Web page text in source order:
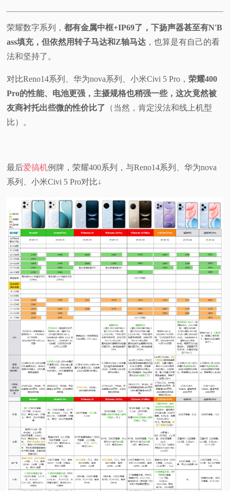
荣耀数字系列，都有金属中框+IP69了，下扬声器甚至有N'B
ass填充，但依然用转子马达和Z轴马达 ，也算是有自己的看
法和坚持了。
对比Reno14系列、华为nova系列、小米Civi 5 Pro，荣耀400
Pro的性能、电池更强，主摄规格也稍强一些，这次竟然被
友商衬托出些微的性价比了 （当然，肯定没法和线上机型
比）。
最后爱搞机例牌，荣耀400系列，与Reno14系列、华为nova
系列、小米Civi 5 Pro对比↓